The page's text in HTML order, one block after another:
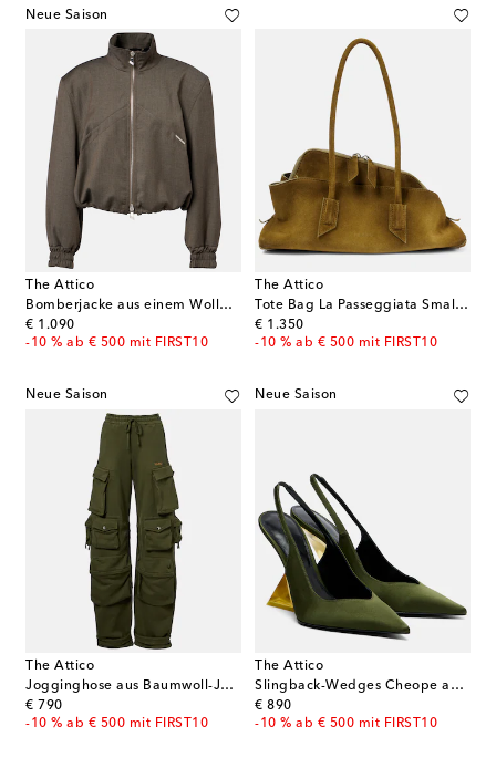
Neue Saison
The Attico
Bomberjacke aus einem Wollgemisch
€ 1.090
original price
-10 % ab € 500 mit FIRST10
The Attico
Tote Bag La Passeggiata Small aus Veloursleder
€ 1.350
original price
-10 % ab € 500 mit FIRST10
Neue Saison
The Attico
Jogginghose aus Baumwoll-Jersey
€ 790
original price
-10 % ab € 500 mit FIRST10
Neue Saison
The Attico
Slingback-Wedges Cheope aus Satin
€ 890
original price
-10 % ab € 500 mit FIRST10